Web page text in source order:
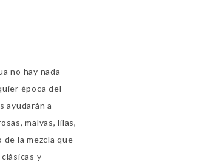
no hay nada
época del
ayudarán a
malvas, lilas,
la mezcla que
y